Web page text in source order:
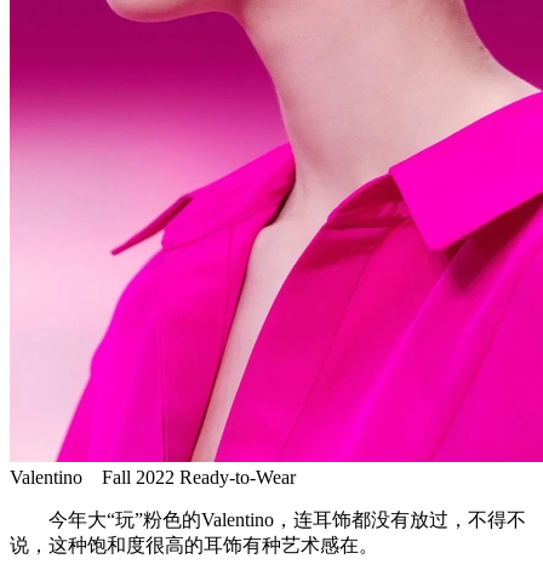
Valentino Fall 2022 Ready-to-Wear
今年大“玩”粉色的Valentino，连耳饰都没有放过，不得不
说，这种饱和度很高的耳饰有种艺术感在。